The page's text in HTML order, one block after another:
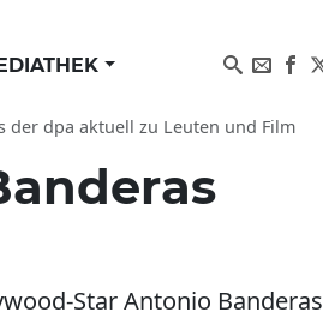
der dpa aktuell zu Leuten und Film
Star Antonio Banderas